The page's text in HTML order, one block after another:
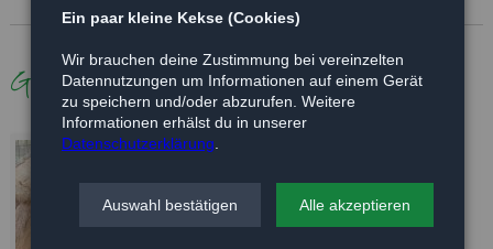
Galerie
Ein paar kleine Kekse (Cookies)
Wir brauchen deine Zustimmung bei vereinzelten
Datennutzungen um Informationen auf einem Gerät
zu speichern und/oder abzurufen. Weitere
Informationen erhälst du in unserer
Datenschutzerklärung
Auswahl bestätigen Alle akzeptieren